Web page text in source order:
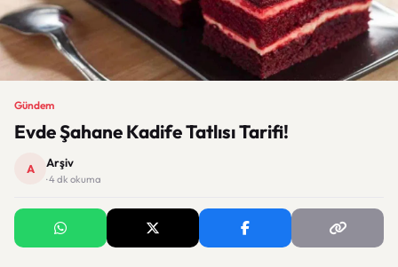
Gündem
Evde Şahane Kadife Tatlısı Tarifi!
A Arşiv
· 4 dk okuma